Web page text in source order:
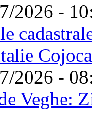
2026 -
2026 -
Veghe: